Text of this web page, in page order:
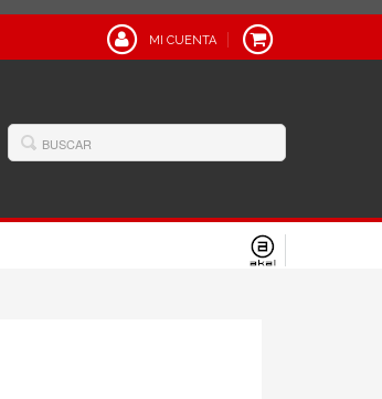
MI CUENTA